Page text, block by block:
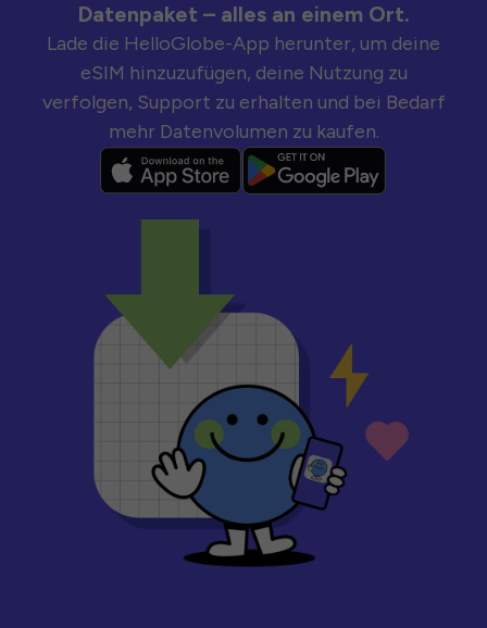
Datenpaket – alles an einem Ort.
Lade die HelloGlobe-App herunter, um deine
eSIM hinzuzufügen, deine Nutzung zu
verfolgen, Support zu erhalten und bei Bedarf
mehr Datenvolumen zu kaufen.